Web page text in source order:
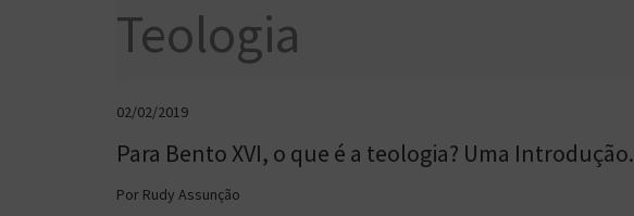
Teologia
02/02/2019
Para Bento XVI, o que é a teologia? Uma Introdução.
Por Rudy Assunção